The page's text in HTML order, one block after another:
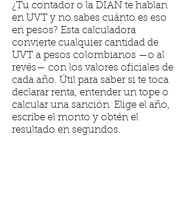
¿Tu contador o la DIAN te hablan
en UVT y no sabes cuánto es eso
en pesos? Esta calculadora
convierte cualquier cantidad de
UVT a pesos colombianos —o al
revés— con los valores oficiales de
cada año. Útil para saber si te toca
declarar renta, entender un tope o
calcular una sanción. Elige el año,
escribe el monto y obtén el
resultado en segundos.